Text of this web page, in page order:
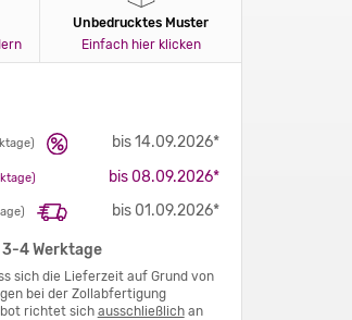
Unbedrucktes Muster
Einfach hier klicken
bis 14.09.2026*
bis 08.09.2026*
bis 01.09.2026*
4 Werktage
sich die Lieferzeit auf Grund von
bei der Zollabfertigung
richtet sich ausschließlichan